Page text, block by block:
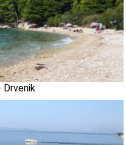
Drvenik